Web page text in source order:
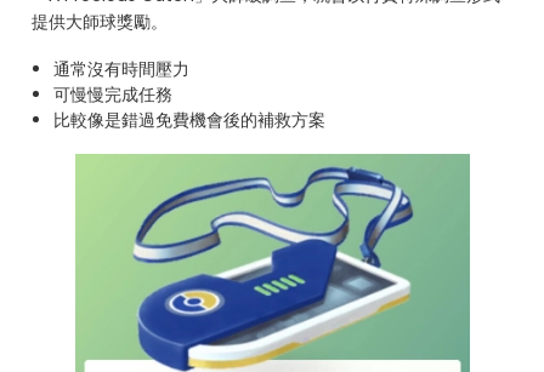
提供大師球獎勵。
通常沒有時間壓力
可慢慢完成任務
比較像是錯過免費機會後的補救方案